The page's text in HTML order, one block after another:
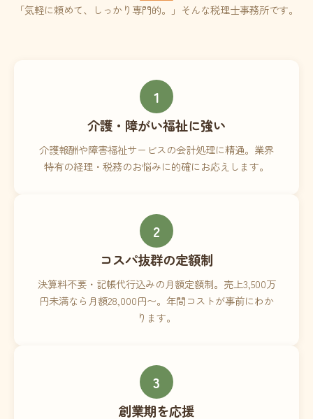
「気軽に頼めて、しっかり専門的。」そんな税理士事務所です。
1
介護・障がい福祉に強い
介護報酬や障害福祉サービスの会計処理に精通。業界
特有の経理・税務のお悩みに的確にお応えします。
2
コスパ抜群の定額制
決算料不要・記帳代行込みの月額定額制。売上3,500万
円未満なら月額28,000円〜。年間コストが事前にわか
ります。
3
創業期を応援